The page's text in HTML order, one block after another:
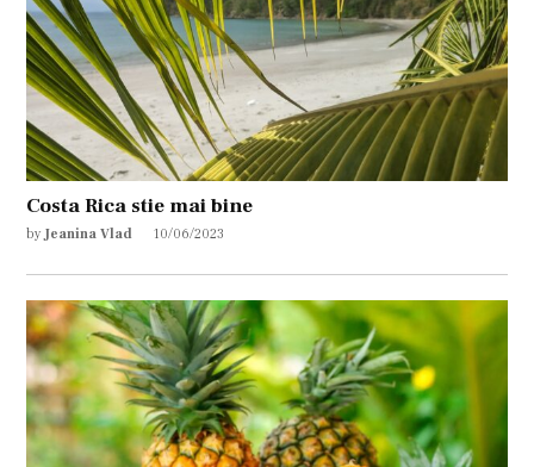
Costa Rica stie mai bine
by Jeanina Vlad 10/06/2023